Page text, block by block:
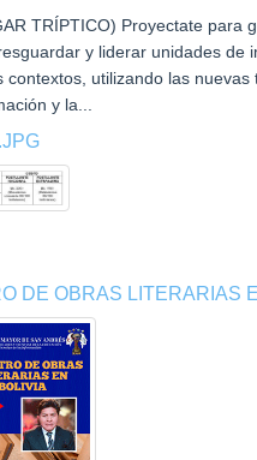
TRÍPTICO) Proyectate para
y liderar unidades de
contextos, utilizando las nuevas
y la...
DE OBRAS LITERARIAS